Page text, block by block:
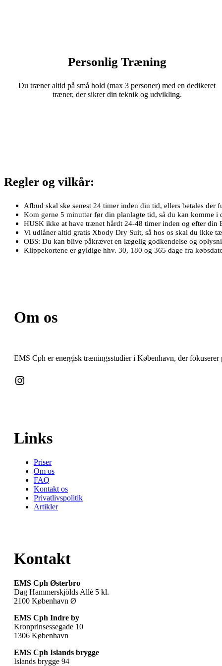
Personlig Træning
Du træner altid på små hold (max 3 personer) med en dedikeret
træner, der sikrer din teknik og udvikling.
Regler og vilkår:
Afbud skal ske senest 24 timer inden din tid, ellers betales der
Kom gerne 5 minutter før din planlagte tid, så du kan komme
HUSK ikke at have trænet hårdt 24-48 timer inden og efter din
Vi udlåner altid gratis Xbody Dry Suit, så hos os skal du ikke
OBS: Du kan blive påkrævet en lægelig godkendelse og
Klippekortene er gyldige hhv. 30, 180 og 365 dage fra
Om os
EMS Cph er energisk træningsstudier i København, der
Instagram
Links
Priser
Om os
FAQ
Kontakt os
Privatlivspolitik
Artikler
Kontakt
EMS Cph Østerbro
Dag Hammerskjölds Allé 5 kl.
2100 København Ø
EMS Cph Indre by
Kronprinsessegade 10
1306 København
EMS Cph Islands brygge
Islands brygge 94